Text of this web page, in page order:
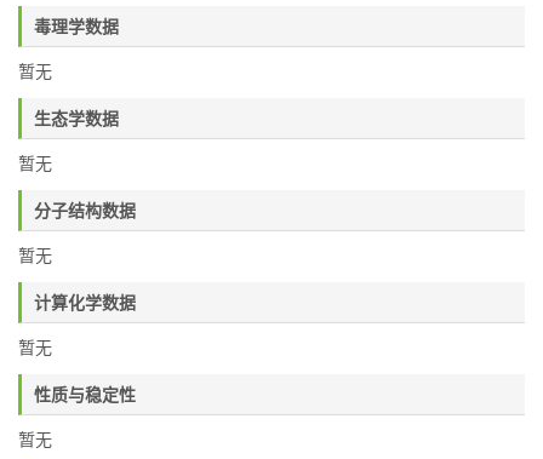
毒理学数据
暂无
生态学数据
暂无
分子结构数据
暂无
计算化学数据
暂无
性质与稳定性
暂无